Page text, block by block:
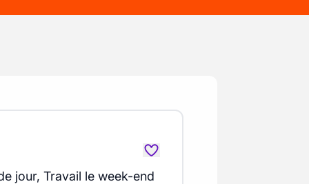
jour, Travail le week-end